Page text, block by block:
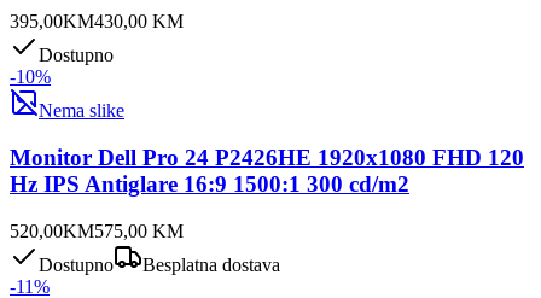
395,00KM430,00 KM
Dostupno
-10%
Nema slike
Monitor Dell Pro 24 P2426HE 1920x1080 FHD 120
Hz IPS Antiglare 16:9 1500:1 300 cd/m2
520,00KM575,00 KM
Dostupno
Besplatna dostava
-11%